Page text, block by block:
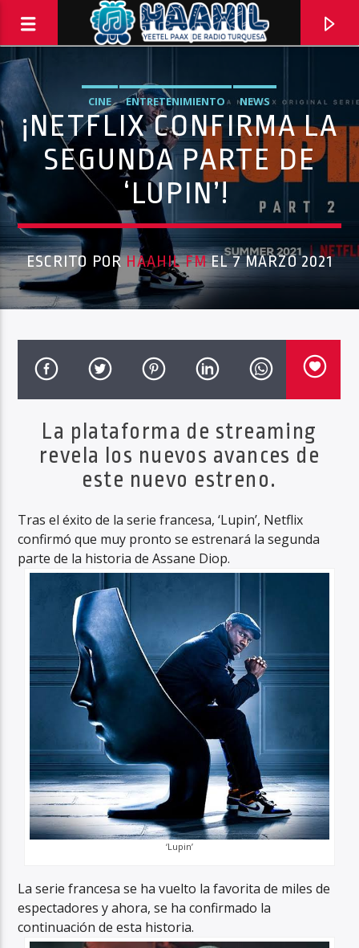
PROGRAMA ACTUAL
Haahil FM
CINE ENTRETENIMIENTO NEWS
¡NETFLIX CONFIRMA LA
SEGUNDA PARTE DE
‘LUPIN’!
ESCRITO POR HAAHIL FMEL 7 MARZO 2021
La plataforma de streaming
revela los nuevos avances de
este nuevo estreno.
Tras el éxito de la serie francesa, ‘Lupin’, Netflix
confirmó que muy pronto se estrenará la segunda
parte de la historia de Assane Diop.
‘Lupin’
La serie francesa se ha vuelto la favorita de miles de
espectadores y ahora, se ha confirmado la
continuación de esta historia.